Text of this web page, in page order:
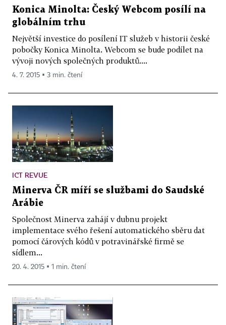
Konica Minolta: Český Webcom posílí na
globálním trhu
Největší investice do posílení IT služeb v historii české
pobočky Konica Minolta. Webcom se bude podílet na
vývoji nových společných produktů....
4. 7. 2015 ▪ 3 min. čtení
ICT REVUE
Minerva ČR míří se službami do Saudské
Arábie
Společnost Minerva zahájí v dubnu projekt
implementace svého řešení automatického sběru dat
pomocí čárových kódů v potravinářské firmě se
sídlem...
20. 4. 2015 ▪ 1 min. čtení